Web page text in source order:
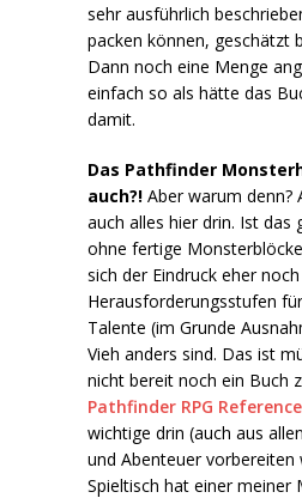
sehr ausführlich
packen können, geschätzt
Dann noch eine Menge
einfach so als hätte das
damit.
Das Pathfinder
auch?! Aber warum denn?
auch alles hier drin. Ist das
ohne fertige
sich der Eindruck eher
Herausforderungsstufen
Talente (im Grunde
Vieh anders sind. Das ist
nicht bereit noch ein Buch
Pathfinder RPG
wichtige drin (auch aus
und Abenteuer vorbereiten
Spieltisch hat einer meiner